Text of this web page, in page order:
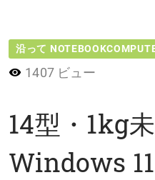
沿って
1407 ビュー
14型・1kg
Windows